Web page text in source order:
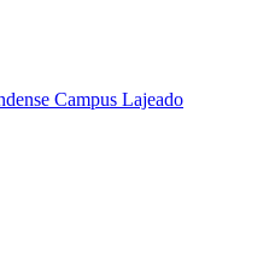
Campus Lajeado